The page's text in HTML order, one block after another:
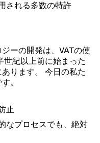
される多数の特許
ーの開発は、VATの使
世紀以上前に始まった
ります。 今日の私た
。
止
なプロセスでも、絶対